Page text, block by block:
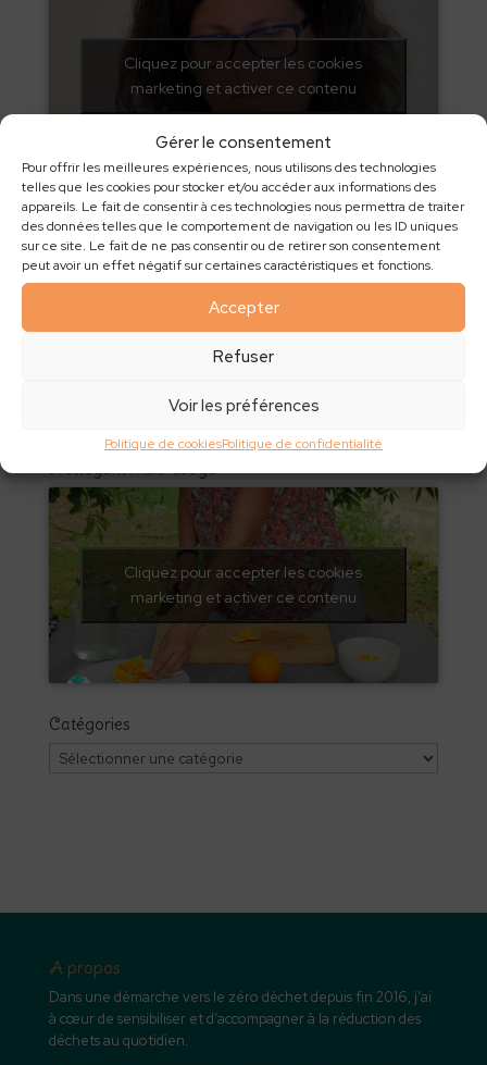
Gérer le consentement
Pour offrir les meilleures expériences, nous utilisons des technologies
telles que les cookies pour stocker et/ou accéder aux informations des
appareils. Le fait de consentir à ces technologies nous permettra de traiter
des données telles que le comportement de navigation ou les ID uniques
sur ce site. Le fait de ne pas consentir ou de retirer son consentement
peut avoir un effet négatif sur certaines caractéristiques et fonctions.
Accepter
Refuser
Voir les préférences
Politique de cookiesPolitique de confidentialité
Cliquez pour accepter les cookies
marketing et activer ce contenu
Tawashis
Cliquez pour accepter les cookies
Nettoyant multi-usage
Cliquez pour accepter les cookies
marketing et activer ce contenu
Catégories
Catégories
A propos
Dans une démarche vers le zéro déchet depuis fin 2016, j’ai
à cœur de sensibiliser et d’accompagner à la réduction des
déchets au quotidien.